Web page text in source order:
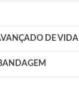
DE VIDA